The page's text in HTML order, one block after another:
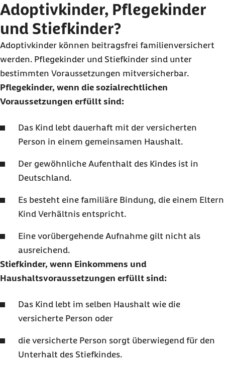
Adoptivkinder, Pflegekinder
und Stiefkinder?
Adoptivkinder können beitragsfrei familienversichert
werden. Pflegekinder und Stiefkinder sind unter
bestimmten Voraussetzungen mitversicherbar.
Pflegekinder, wenn die sozialrechtlichen
Voraussetzungen erfüllt sind:
Das Kind lebt dauerhaft mit der versicherten
Person in einem gemeinsamen Haushalt.
Der gewöhnliche Aufenthalt des Kindes ist in
Deutschland.
Es besteht eine familiäre Bindung, die einem Eltern
Kind Verhältnis entspricht.
Eine vorübergehende Aufnahme gilt nicht als
ausreichend.
Stiefkinder, wenn Einkommens und
Haushaltsvoraussetzungen erfüllt sind:
Das Kind lebt im selben Haushalt wie die
versicherte Person oder
die versicherte Person sorgt überwiegend für den
Unterhalt des Stiefkindes.